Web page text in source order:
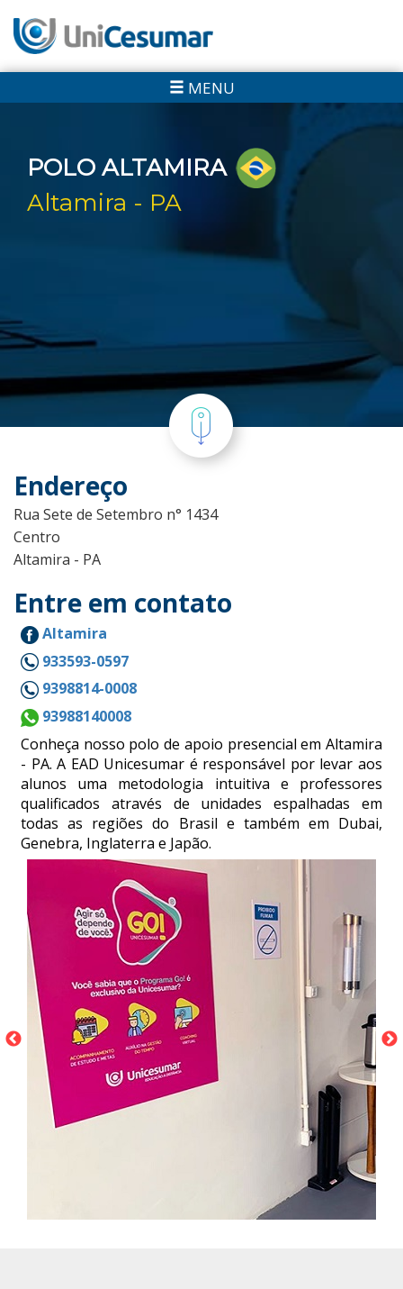
MENU
POLO ALTAMIRA
Altamira - PA
Endereço
Rua Sete de Setembro n° 1434
Centro
Altamira - PA
Entre em contato
Altamira
933593-0597
9398814-0008
93988140008
Conheça nosso polo de apoio presencial em Altamira
- PA. A EAD Unicesumar é responsável por levar aos
alunos uma metodologia intuitiva e professores
qualificados através de unidades espalhadas em
todas as regiões do Brasil e também em Dubai,
Genebra, Inglaterra e Japão.